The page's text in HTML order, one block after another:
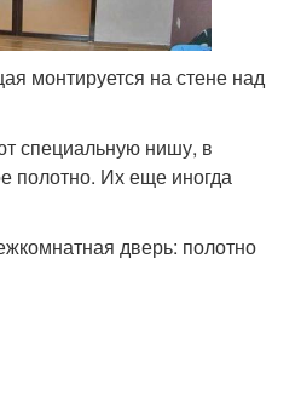
монтируется на стене над
специальную нишу, в
полотно. Их еще иногда
дверь: полотно